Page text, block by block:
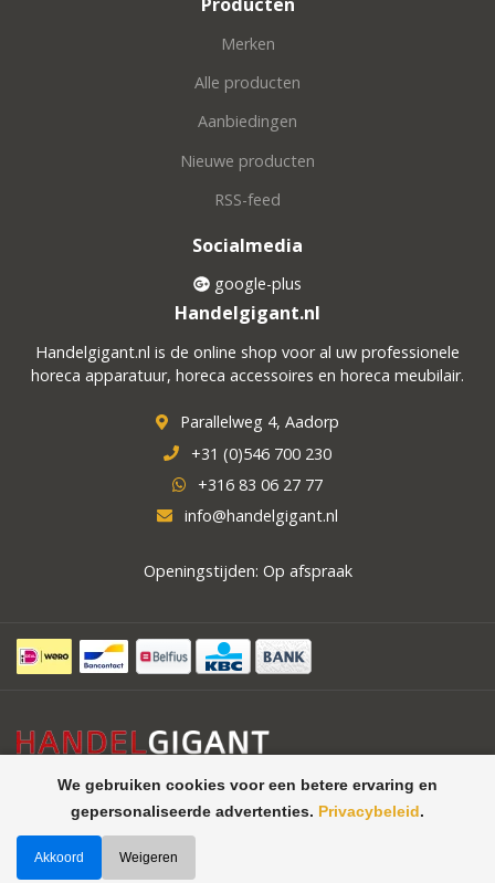
We gebruiken cookies voor een betere ervaring en
gepersonaliseerde advertenties. Privacybeleid.
Akkoord Weigeren
Merken
Alle producten
Aanbiedingen
Nieuwe producten
RSS-feed
Socialmedia
google-plus
Handelgigant.nl
Handelgigant.nl is de online shop voor al uw professionele
horeca apparatuur, horeca accessoires en horeca meubilair.
Parallelweg 4, Aadorp
+31 (0)546 700 230
+316 83 06 27 77
info@handelgigant.nl
Openingstijden: Op afspraak